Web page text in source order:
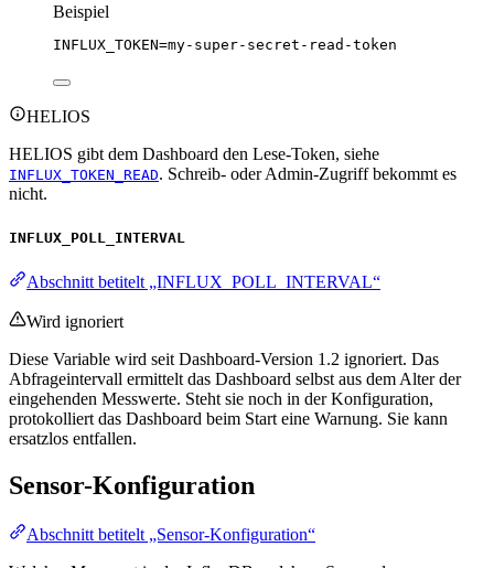
Beispiel
INFLUX_TOKEN=my-super-secret-read-token
HELIOS
HELIOS gibt dem Dashboard den Lese-Token, siehe
INFLUX_TOKEN_READ. Schreib- oder Admin-Zugriff bekommt es
nicht.
INFLUX_POLL_INTERVAL
Abschnitt betitelt „INFLUX_POLL_INTERVAL“
Wird ignoriert
Diese Variable wird seit Dashboard-Version 1.2 ignoriert. Das
Abfrageintervall ermittelt das Dashboard selbst aus dem Alter der
eingehenden Messwerte. Steht sie noch in der Konfiguration,
protokolliert das Dashboard beim Start eine Warnung. Sie kann
ersatzlos entfallen.
Sensor-Konfiguration
Abschnitt betitelt „Sensor-Konfiguration“